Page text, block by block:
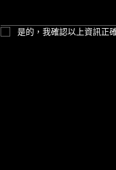
是的，我確認以上資訊正